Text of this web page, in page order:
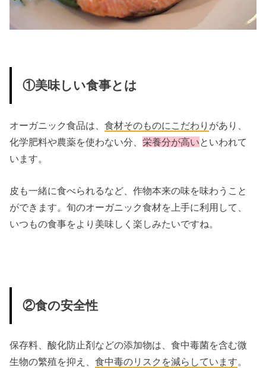
①美味しい食事とは
オーガニック食品は、食材そのものにこだわり があり、
化学肥料や農薬を使わない分、栄養分が高いといわれて
います。
皮も一緒に食べられるなど、作物本来の味を味わうこと
ができます。旬のオーガニック食材を上手に利用して、
いつもの食事をより美味しく楽しみたいですね。
②食の安全性
保存料、酸化防止剤などの添加物は、食中毒菌を含む微
生物の繁殖を抑え、食中毒のリスクを減らしています。